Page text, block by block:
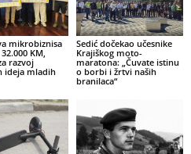
mikrobiznisa
KM,
razvoj
ideja mladih
Sedić dočekao učesnike
Krajiškog moto-
maratona: „Čuvate istinu
o borbi i žrtvi naših
branilaca“